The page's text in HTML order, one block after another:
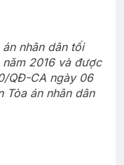
nhân dân tối
2016 và được
QĐ-CA ngày 06
Tòa án nhân dân